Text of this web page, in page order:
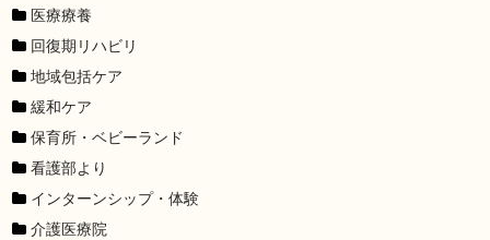
医療療養
回復期リハビリ
地域包括ケア
緩和ケア
保育所・ベビーランド
看護部より
インターンシップ・体験
介護医療院